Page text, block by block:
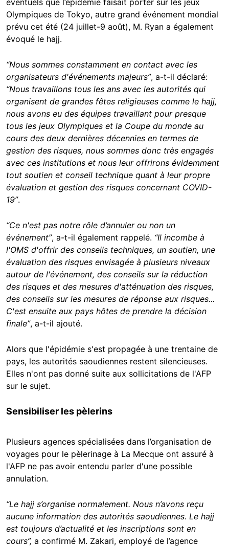
éventuels que l’épidémie faisait porter sur les jeux
Olympiques de Tokyo, autre grand événement mondial
prévu cet été (24 juillet-9 août), M. Ryan a également
évoqué le hajj.
“Nous sommes constamment en contact avec les
organisateurs d'événements majeurs”, a-t-il déclaré:
“Nous travaillons tous les ans avec les autorités qui
organisent de grandes fêtes religieuses comme le hajj,
nous avons eu des équipes travaillant pour presque
tous les jeux Olympiques et la Coupe du monde au
cours des deux dernières décennies en termes de
gestion des risques, nous sommes donc très engagés
avec ces institutions et nous leur offrirons évidemment
tout soutien et conseil technique quant à leur propre
évaluation et gestion des risques concernant COVID-
19”.
“Ce n'est pas notre rôle d’annuler ou non un
événement”, a-t-il également rappelé. “Il incombe à
l'OMS d'offrir des conseils techniques, un soutien, une
évaluation des risques envisagée à plusieurs niveaux
autour de l'événement, des conseils sur la réduction
des risques et des mesures d'atténuation des risques,
des conseils sur les mesures de réponse aux risques...
C'est ensuite aux pays hôtes de prendre la décision
finale”, a-t-il ajouté.
Alors que l'épidémie s'est propagée à une trentaine de
pays, les autorités saoudiennes restent silencieuses.
Elles n'ont pas donné suite aux sollicitations de l'AFP
sur le sujet.
Sensibiliser les pèlerins
Plusieurs agences spécialisées dans l’organisation de
voyages pour le pèlerinage à La Mecque ont assuré à
l'AFP ne pas avoir entendu parler d'une possible
annulation.
“Le hajj s’organise normalement. Nous n’avons reçu
aucune information des autorités saoudiennes. Le hajj
est toujours d’actualité et les inscriptions sont en
cours”, a confirmé M. Zakari, employé de l’agence